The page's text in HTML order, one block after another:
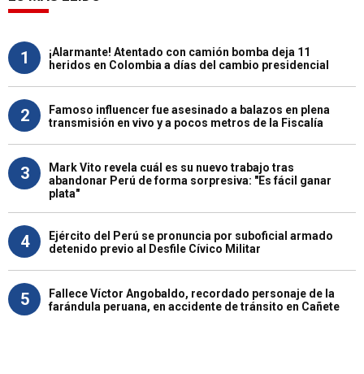
1
¡Alarmante! Atentado con camión bomba deja 11
heridos en Colombia a días del cambio presidencial
2
Famoso influencer fue asesinado a balazos en plena
transmisión en vivo y a pocos metros de la Fiscalía
3
Mark Vito revela cuál es su nuevo trabajo tras
abandonar Perú de forma sorpresiva: "Es fácil ganar
plata"
4
Ejército del Perú se pronuncia por suboficial armado
detenido previo al Desfile Cívico Militar
5
Fallece Víctor Angobaldo, recordado personaje de la
farándula peruana, en accidente de tránsito en Cañete